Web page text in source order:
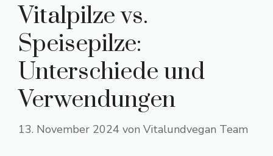
Vitalpilze vs.
Speisepilze:
Unterschiede und
Verwendungen
13. November 2024 von Vitalundvegan Team